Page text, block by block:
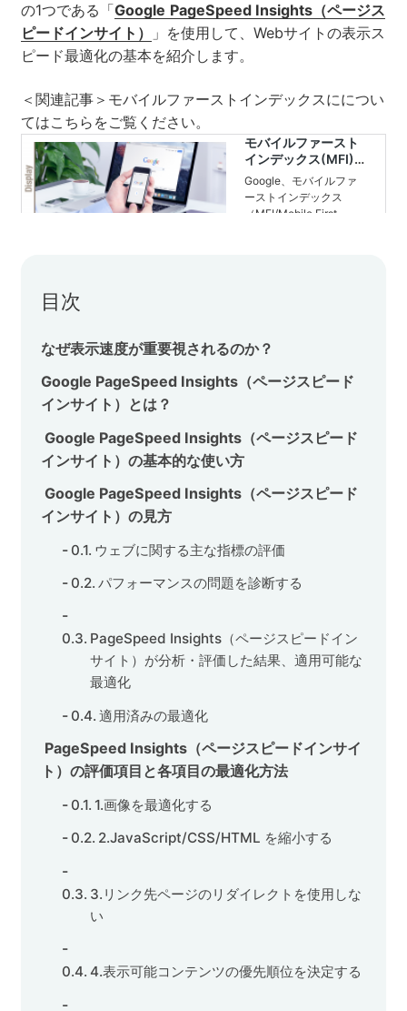
セミナー
株式会社メディックス
お問い合わせ
の1つである「Google PageSpeed Insights（ページス
ピードインサイト）
」を使用して、Webサイトの表示ス
ピード最適化の基本を紹介します。
＜関連記事＞モバイルファーストインデックスにについ
てはこちらをご覧ください。
目次
なぜ表示速度が重要視されるのか？
Google PageSpeed Insights（ページスピード
インサイト）とは？
Google PageSpeed Insights（ページスピード
インサイト）の基本的な使い方
Google PageSpeed Insights（ページスピード
インサイト）の見方
ウェブに関する主な指標の評価
パフォーマンスの問題を診断する
PageSpeed Insights（ページスピードイン
サイト）が分析・評価した結果、適用可能な
最適化
適用済みの最適化
PageSpeed Insights（ページスピードインサイ
ト）の評価項目と各項目の最適化方法
1.画像を最適化する
2.JavaScript/CSS/HTML を縮小する
3.リンク先ページのリダイレクトを使用しな
い
4.表示可能コンテンツの優先順位を決定する